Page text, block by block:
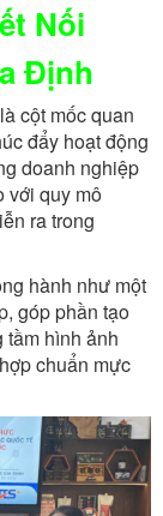
Nối
Định
cột mốc quan
đẩy hoạt động
doanh nghiệp
với quy mô
ra trong
hành như một
góp phần tạo
tầm hình ảnh
chuẩn mực